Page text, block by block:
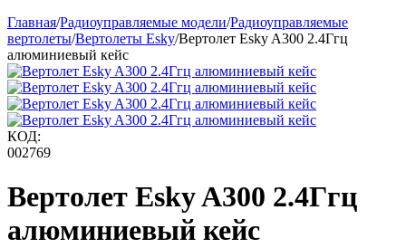
Главная/Радиоуправляемые модели/Радиоуправляемые
вертолеты/Вертолеты Esky/Вертолет Esky A300 2.4Ггц
алюминиевый кейс
КОД:
002769
Вертолет Esky A300 2.4Ггц
алюминиевый кейс